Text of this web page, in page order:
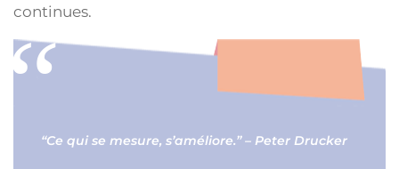
continues.
“Ce qui se mesure, s’améliore.” – Peter Drucker